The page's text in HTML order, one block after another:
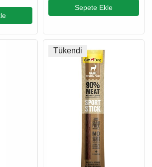
Sepete Ekle
Tükendi